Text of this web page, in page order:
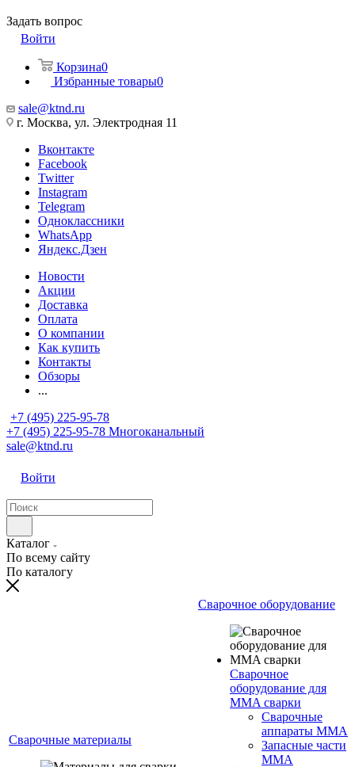
Задать вопрос
Войти
Корзина0
Избранные товары0
sale@ktnd.ru
г. Москва, ул. Электродная 11
Вконтакте
Facebook
Twitter
Instagram
Telegram
Одноклассники
WhatsApp
Яндекс.Дзен
Новости
Акции
Доставка
Оплата
О компании
Как купить
Контакты
Обзоры
...
+7 (495) 225-95-78
+7 (495) 225-95-78 Многоканальный
sale@ktnd.ru
Войти
Каталог
По всему сайту
По каталогу
Сварочные материалы
Сварочное оборудование
Сварочное
оборудование для
MMA сварки
Сварочные
аппараты MMA
Запасные части
MMA